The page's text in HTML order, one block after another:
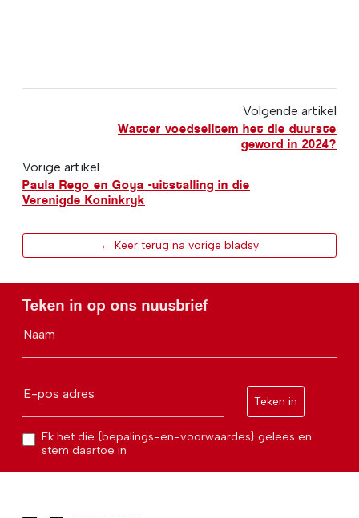
Volgende artikel
Watter voedselitem het die duurste
geword in 2024?
Vorige artikel
Paula Rego en Goya -uitstalling in die
Verenigde Koninkryk
← Keer terug na vorige bladsy
Teken in op ons nuusbrief
Naam
E-pos adres
Teken in
Ek het die {bepalings-en-voorwaardes} gelees en
stem daartoe in